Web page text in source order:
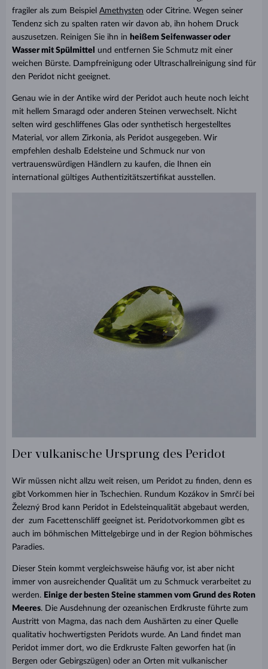
fragiler als zum Beispiel Amethysten oder Citrine. Wegen seiner
Tendenz sich zu spalten raten wir davon ab, ihn hohem Druck
auszusetzen. Reinigen Sie ihn in heißem Seifenwasser oder
Wasser mit Spülmittel
und entfernen Sie Schmutz mit einer
weichen Bürste. Dampfreinigung oder Ultraschallreinigung sind für
den Peridot nicht geeignet.
Genau wie in der Antike wird der Peridot auch heute noch leicht
mit hellem Smaragd oder anderen Steinen verwechselt. Nicht
selten wird geschliffenes Glas oder synthetisch hergestelltes
Material, vor allem Zirkonia, als Peridot ausgegeben. Wir
empfehlen deshalb Edelsteine und Schmuck nur von
vertrauenswürdigen Händlern zu kaufen, die Ihnen ein
international gültiges Authentizitätszertifikat ausstellen.
Der vulkanische Ursprung des Peridot
Wir müssen nicht allzu weit reisen, um Peridot zu finden, denn es
gibt Vorkommen hier in Tschechien. Rundum ​​Kozákov in Smrčí bei
Železný Brod kann Peridot in Edelsteinqualität abgebaut werden,
der zum Facettenschliff geeignet ist. Peridotvorkommen gibt es
auch im böhmischen Mittelgebirge und in der Region böhmisches
Paradies.
Dieser Stein kommt vergleichsweise häufig vor, ist aber nicht
immer von ausreichender Qualität um zu Schmuck verarbeitet zu
werden. Einige der besten Steine stammen vom Grund des Roten
Meeres. Die Ausdehnung der ozeanischen Erdkruste führte zum
Austritt von Magma, das nach dem Aushärten zu einer Quelle
qualitativ hochwertigsten Peridots wurde. An Land findet man
Peridot immer dort, wo die Erdkruste Falten geworfen hat (in
Bergen oder Gebirgszügen) oder an Orten mit vulkanischer